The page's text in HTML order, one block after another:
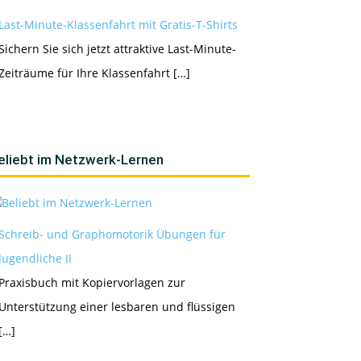
Minute-Klassenfahrt mit Gratis-T-Shirts
Sie sich jetzt attraktive Last-Minute-
für Ihre Klassenfahrt […]
im Netzwerk-Lernen
und Graphomotorik Übungen für
II
mit Kopiervorlagen zur
einer lesbaren und flüssigen